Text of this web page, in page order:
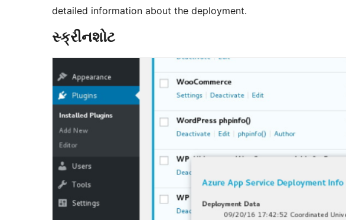
detailed information about the deployment.
સ્ક્રીનશોટ